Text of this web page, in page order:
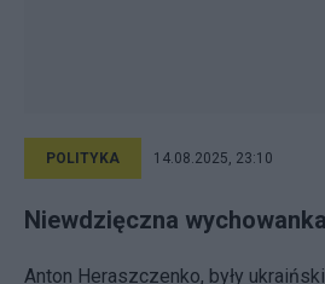
POLITYKA 14.08.2025, 23:10
Niewdzięczna wychowanka
Anton Heraszczenko, były